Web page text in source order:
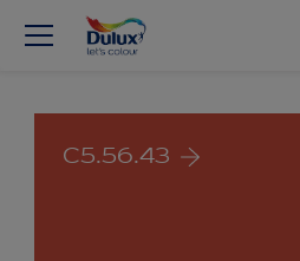
C5.56.43